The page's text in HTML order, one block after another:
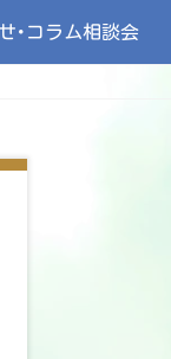
･コラム相談会